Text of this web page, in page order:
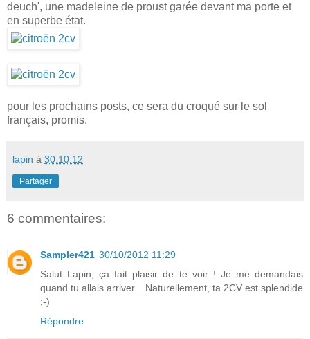
deuch', une madeleine de proust garée devant ma porte et
en superbe état.
pour les prochains posts, ce sera du croqué sur le sol
français, promis.
lapin à 30.10.12
Partager
6 commentaires:
Sampler421 30/10/2012 11:29
Salut Lapin, ça fait plaisir de te voir ! Je me demandais
quand tu allais arriver... Naturellement, ta 2CV est splendide
;-)
Répondre